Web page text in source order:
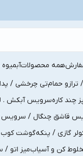
همه محصولات
ترازو حمامتی چرخشی /
چند کارهسرویس آبکش .
قاشق چنگال / سرویس
گازی / پنکهگوشت کوب
کن و آسیابمیز اتو /